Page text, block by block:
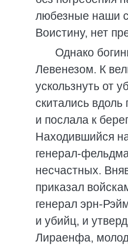
любезные наши
Воистину, нет
Однако
Левенезом. К
ускользнуть от
скитались
и послала к
Находившийся
генерал-
несчастных.
приказал
генерал эрн-
и убийц, и
Лираенфа,